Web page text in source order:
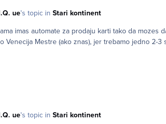
ue's topic in Stari kontinent
za prodaju karti tako da mozes da kupis kartu 24h 365 dana u godini Hvala puno
Venecija Mestre (ako znas), jer trebamo jedno 2-3
ue's topic in Stari kontinent